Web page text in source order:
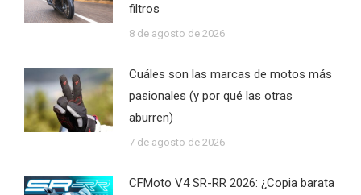
filtros
8 de agosto de 2026
Cuáles son las marcas de motos más
pasionales (y por qué las otras
aburren)
7 de agosto de 2026
CFMoto V4 SR-RR 2026: ¿Copia barata